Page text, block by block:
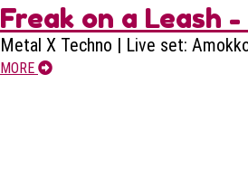
Freak on a Leash
Metal X Techno | Live set:
MORE